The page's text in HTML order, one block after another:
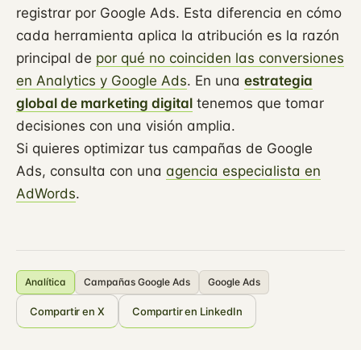
registrar por Google Ads. Esta diferencia en cómo
cada herramienta aplica la atribución es la razón
principal de por qué no coinciden las conversiones
en Analytics y Google Ads. En una estrategia
global de marketing digital tenemos que tomar
decisiones con una visión amplia.
Si quieres optimizar tus campañas de Google
Ads, consulta con una agencia especialista en
AdWords.
Analítica Campañas Google Ads Google Ads
Compartir en X Compartir en LinkedIn